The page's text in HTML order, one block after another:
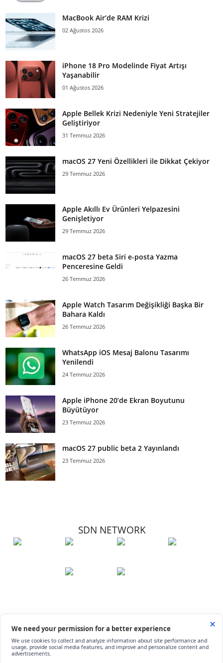
MacBook Air’de RAM Krizi
02 Ağustos 2026
iPhone 18 Pro Modelinde Fiyat Artışı
Yaşanabilir
01 Ağustos 2026
Apple Bellek Krizi Nedeniyle Yeni Stratejiler
Geliştiriyor
31 Temmuz 2026
macOS 27 Yeni Özellikleri ile Dikkat Çekiyor
29 Temmuz 2026
Apple Akıllı Ev Ürünleri Yelpazesini
Genişletiyor
29 Temmuz 2026
macOS 27 beta Siri e-posta Yazma
Penceresine Geldi
26 Temmuz 2026
Apple Watch Tasarım Değişikliği Başka Bir
Bahara Kaldı
26 Temmuz 2026
WhatsApp iOS Mesaj Balonu Tasarımı
Yenilendi
24 Temmuz 2026
Apple iPhone 20’de Ekran Boyutunu
Büyütüyor
23 Temmuz 2026
macOS 27 public beta 2 Yayınlandı
23 Temmuz 2026
SDN NETWORK